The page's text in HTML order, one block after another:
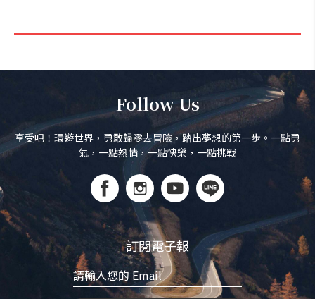
Follow Us
享受吧！環遊世界，勇敢歸零去冒險，踏出夢想的第一步。一點勇
氣，一點熱情，一點快樂，一點挑戰
訂閱電子報